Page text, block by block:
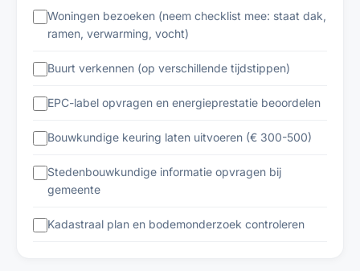
Woningen bezoeken (neem checklist mee: staat dak,
ramen, verwarming, vocht)
Buurt verkennen (op verschillende tijdstippen)
EPC-label opvragen en energieprestatie beoordelen
Bouwkundige keuring laten uitvoeren (€ 300-500)
Stedenbouwkundige informatie opvragen bij
gemeente
Kadastraal plan en bodemonderzoek controleren